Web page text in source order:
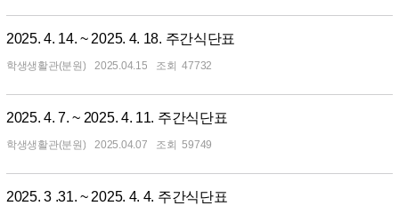
2025. 4. 14. ~ 2025. 4. 18. 주간식단표
학생생활관(분원) 2025.04.15 47732
2025. 4. 7. ~ 2025. 4. 11. 주간식단표
학생생활관(분원) 2025.04.07 59749
2025. 3 .31. ~ 2025. 4. 4. 주간식단표